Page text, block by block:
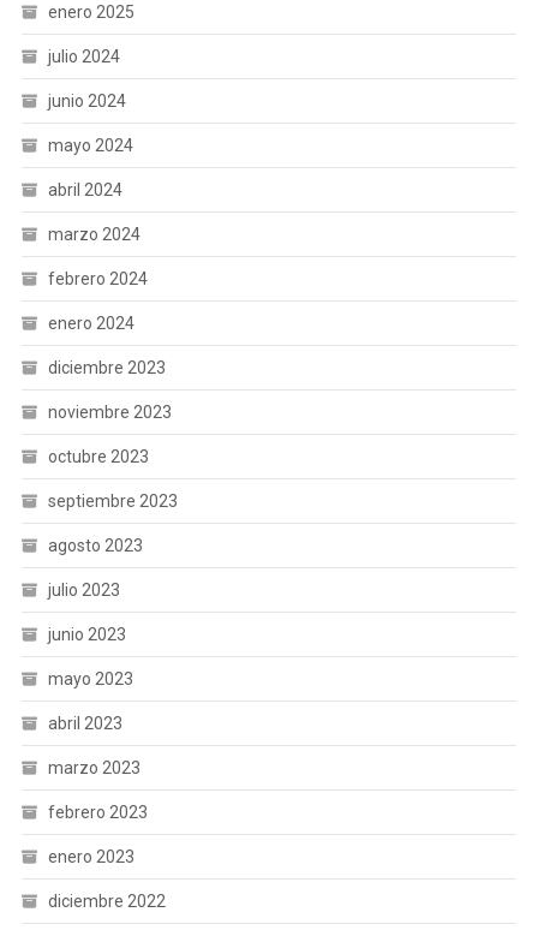
enero 2025
julio 2024
junio 2024
mayo 2024
abril 2024
marzo 2024
febrero 2024
enero 2024
diciembre 2023
noviembre 2023
octubre 2023
septiembre 2023
agosto 2023
julio 2023
junio 2023
mayo 2023
abril 2023
marzo 2023
febrero 2023
enero 2023
diciembre 2022